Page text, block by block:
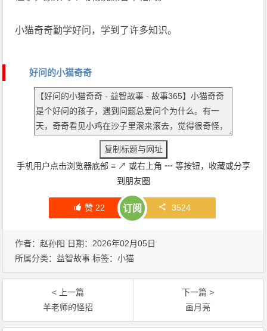
小猫奇奇勤学好问，学到了许多知识。
好问的小猫奇奇
手机用户点击浏览器底部 ≡ ↗ 或右上角 ┅ 等按钮，收藏或分享
到朋友圈
赞 22 订阅 3524
作者：赵孙阳 日期：2026年02月05日
所属分类： 益智故事 标签：小猫
< 上一篇
羊老师的怪招
下一篇 >
画月亮